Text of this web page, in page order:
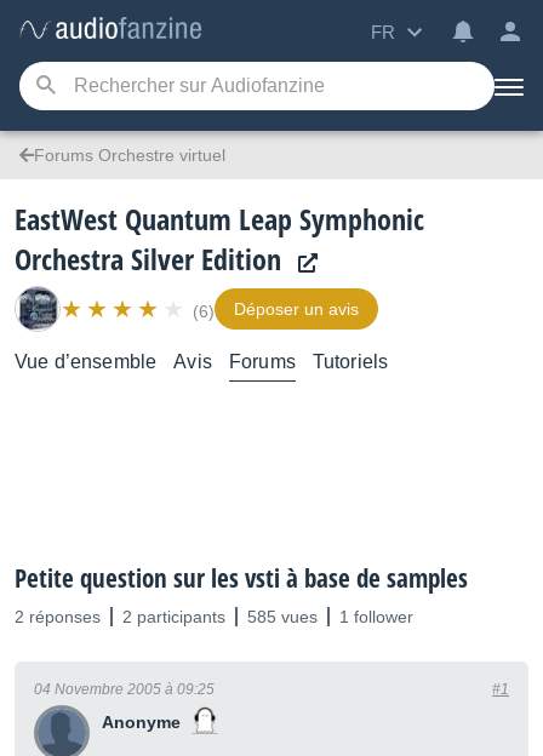
FR
Forums Orchestre virtuel
EastWest Quantum Leap Symphonic
Orchestra Silver Edition
(6) Déposer un avis
Vue d’ensemble Avis Forums Tutoriels
Petite question sur les vsti à base de samples
2 réponses 2 participants 585 vues 1 follower
Anonyme
04 Novembre 2005 à 09:25 #1